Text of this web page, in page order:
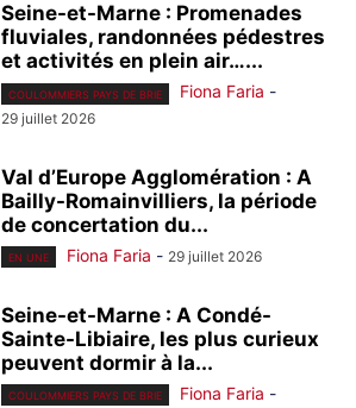
Seine-et-Marne : Promenades
fluviales, randonnées pédestres
et activités en plein air…...
COULOMMIERS PAYS DE BRIE Fiona Faria -
29 juillet 2026
Val d’Europe Agglomération : A
Bailly-Romainvilliers, la période
de concertation du...
EN UNE Fiona Faria - 29 juillet 2026
Seine-et-Marne : A Condé-
Sainte-Libiaire, les plus curieux
peuvent dormir à la...
COULOMMIERS PAYS DE BRIE Fiona Faria -